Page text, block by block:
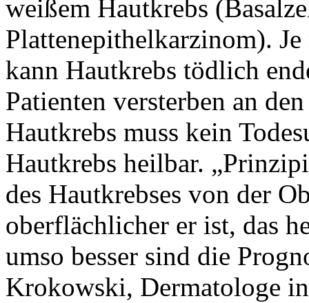
weißem Hautkrebs
Plattenepithelkarzinom).
kann Hautkrebs tödlich
Patienten versterben an
Hautkrebs muss kein
Hautkrebs heilbar.
des Hautkrebses von der
oberflächlicher er ist, das
umso besser sind die
Krokowski, Dermatologe